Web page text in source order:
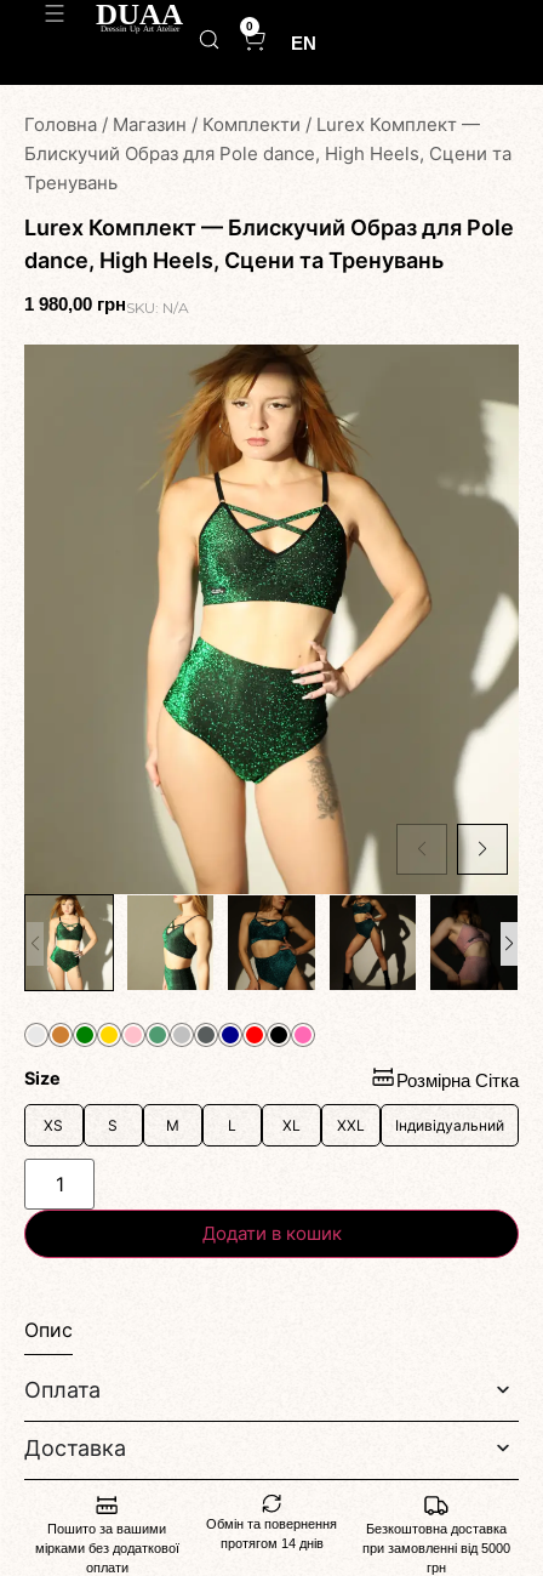
0
EN
Головна / Магазин / Комплекти / Lurex Комплект —
Блискучий Образ для Рole dance, High Heels, Сцени та
Тренувань
Lurex Комплект — Блискучий Образ для Рole
dance, High Heels, Сцени та Тренувань
1 980,00 грнSKU: N/A
Size Розмірна Сітка
XS S M L XL XXL Індивідуальний
Додати в кошик
Опис
Оплата
Доставка
Пошито за вашими
мірками без додаткової
оплати
Обмін та повернення
протягом 14 днів
Безкоштовна доставка
при замовленні від 5000
грн